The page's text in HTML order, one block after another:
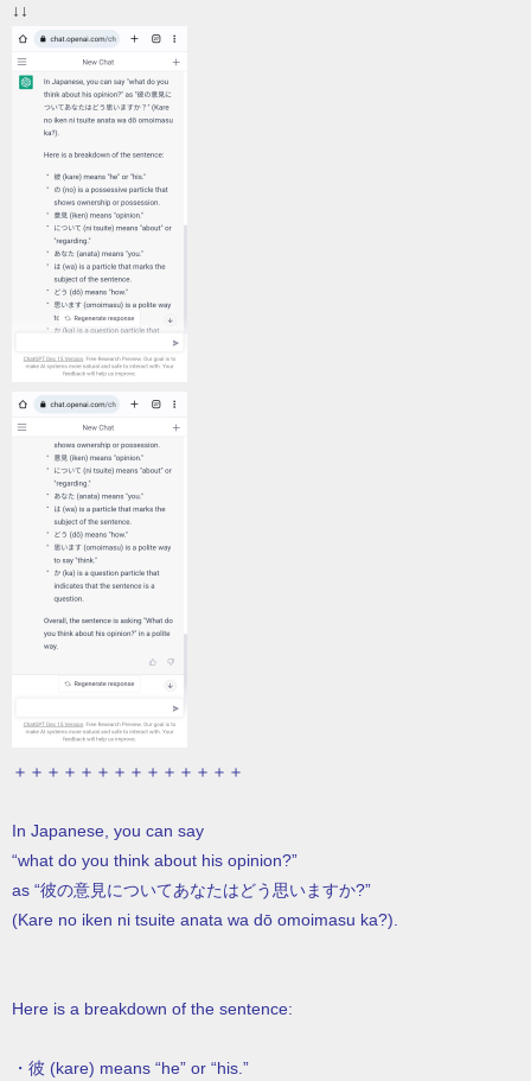
↓↓
＋＋＋＋＋＋＋＋＋＋＋＋＋＋
In Japanese, you can say
“what do you think about his opinion?”
as “彼の意見についてあなたはどう思いますか?”
(Kare no iken ni tsuite anata wa dō omoimasu ka?).
Here is a breakdown of the sentence:
・彼 (kare) means “he” or “his.”